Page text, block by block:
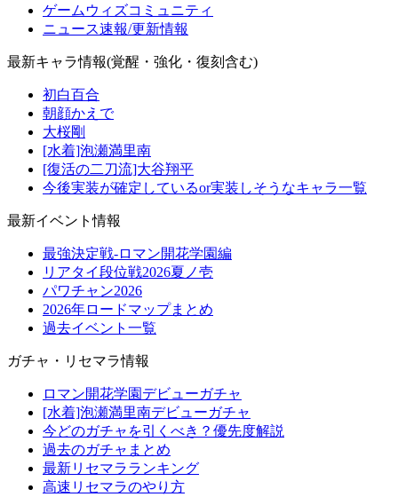
ゲームウィズコミュニティ
ニュース速報/更新情報
最新キャラ情報(覚醒・強化・復刻含む)
初白百合
朝顔かえで
大桜剛
[水着]泡瀬満里南
[復活の二刀流]大谷翔平
今後実装が確定しているor実装しそうなキャラ一覧
最新イベント情報
最強決定戦-ロマン開花学園編
リアタイ段位戦2026夏ノ壱
パワチャン2026
2026年ロードマップまとめ
過去イベント一覧
ガチャ・リセマラ情報
ロマン開花学園デビューガチャ
[水着]泡瀬満里南デビューガチャ
今どのガチャを引くべき？優先度解説
過去のガチャまとめ
最新リセマラランキング
高速リセマラのやり方